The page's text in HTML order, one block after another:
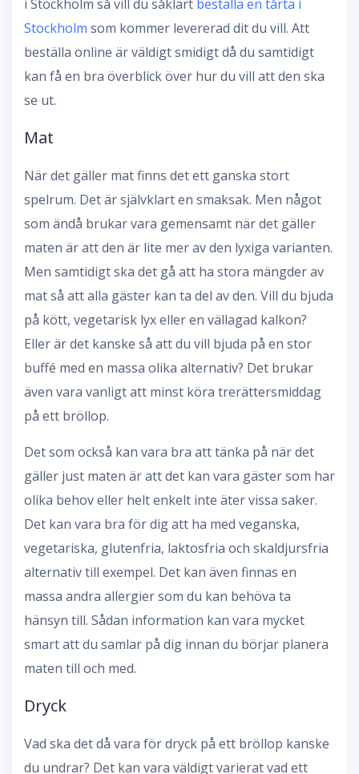
i Stockholm så vill du såklart beställa en tårta i
Stockholm som kommer levererad dit du vill. Att
beställa online är väldigt smidigt då du samtidigt
kan få en bra överblick över hur du vill att den ska
se ut.
Mat
När det gäller mat finns det ett ganska stort
spelrum. Det är självklart en smaksak. Men något
som ändå brukar vara gemensamt när det gäller
maten är att den är lite mer av den lyxiga varianten.
Men samtidigt ska det gå att ha stora mängder av
mat så att alla gäster kan ta del av den. Vill du bjuda
på kött, vegetarisk lyx eller en vällagad kalkon?
Eller är det kanske så att du vill bjuda på en stor
buffé med en massa olika alternativ? Det brukar
även vara vanligt att minst köra trerättersmiddag
på ett bröllop.
Det som också kan vara bra att tänka på när det
gäller just maten är att det kan vara gäster som har
olika behov eller helt enkelt inte äter vissa saker.
Det kan vara bra för dig att ha med veganska,
vegetariska, glutenfria, laktosfria och skaldjursfria
alternativ till exempel. Det kan även finnas en
massa andra allergier som du kan behöva ta
hänsyn till. Sådan information kan vara mycket
smart att du samlar på dig innan du börjar planera
maten till och med.
Dryck
Vad ska det då vara för dryck på ett bröllop kanske
du undrar? Det kan vara väldigt varierat vad ett